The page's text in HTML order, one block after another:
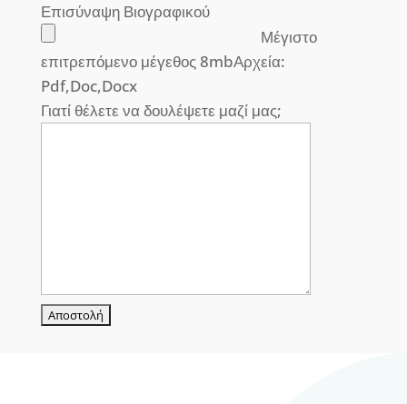
Επισύναψη Βιογραφικού
Μέγιστο
επιτρεπόμενο μέγεθος 8mbΑρχεία:
Pdf,Doc,Docx
Γιατί θέλετε να δουλέψετε μαζί μας;